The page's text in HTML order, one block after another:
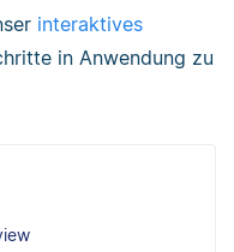
interaktives
in Anwendung zu